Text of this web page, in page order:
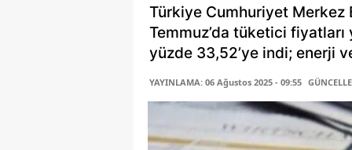
Türkiye Cumhuriyet Merkez
Temmuz’da tüketici
yüzde 33,52’ye indi; enerji
YAYINLAMA: 06 Ağustos 2025 - 09:55